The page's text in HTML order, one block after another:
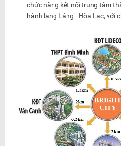
chức năng kết nối trung tâm
hành lang Láng - Hòa Lạc, với